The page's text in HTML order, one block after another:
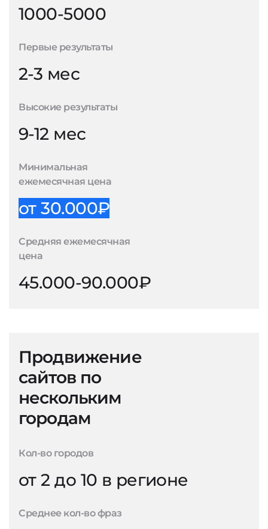
1000-5000
Первые результаты
2-3 мес
Высокие результаты
9-12 мес
Минимальная
ежемесячная цена
от 30.000₽
Средняя ежемесячная
цена
45.000-90.000₽
Продвижение
сайтов по
нескольким
городам
Кол-во городов
от 2 до 10 в регионе
Среднее кол-во фраз